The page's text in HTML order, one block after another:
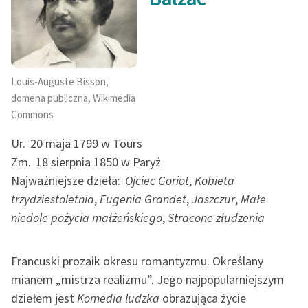
Zasady wykorzystania
Wolnych Lektur
Logotypy
Materiały promocyjne
Regulamin biblioteki
Dane fundacji i
sprawozdania finansowe
Regulamin darowizn
Informacja o treściach
Deklaracja dostępności
Przedmowa, w której każdy odnajdzie własne
wspomnienia małżeńskie
I. Zdradziecki sztych
II. Odkrycia
III. Gorliwość młodej żony
IV. Sprzeczki
V. Niezrozumiana…
VI. Logika kobiet
VII. Jezuityzm kobiet
VII. Wspominki i żale
IX. Spostrzeżenie
X. Bąk małżeński
XI. Ciężkie roboty
XIII. Historia kliniczna willi za miastem
XIV. Niedola w niedoli
XV. Osiemnasty brumaire małżeństwa
Louis-Auguste Bisson,
domena publiczna, Wikimedia
Commons
Ur. 20 maja 1799 w Tours
Zm. 18 sierpnia 1850 w Paryż
Najważniejsze dzieła: Ojciec Goriot,Kobieta
trzydziestoletnia,Eugenia Grandet,Jaszczur,Małe
niedole pożycia małżeńskiego,Stracone złudzenia
Francuski prozaik okresu romantyzmu. Określany
mianem „mistrza realizmu”. Jego najpopularniejszym
dziełem jest Komedia ludzka obrazująca życie